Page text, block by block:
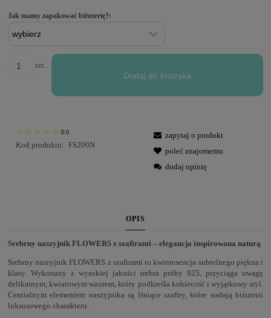
Jak mamy zapakować biżuterię?:
szt.
Dodaj do koszyka
0.0
Kod produktu: FS200N
zapytaj o produkt
poleć znajomemu
dodaj opinię
OPIS
Srebrny naszyjnik FLOWERS z szafirami – elegancja inspirowana naturą
Srebrny naszyjnik FLOWERS z szafirami to kwintesencja subtelnego piękna i
klasy. Wykonany z wysokiej jakości srebra próby 925, przyciąga uwagę
delikatnym, kwiatowym wzorem, który podkreśla kobiecość i wyjątkowy styl.
Centralnym elementem naszyjnika są lśniące szafiry, które nadają biżuterii
luksusowego charakteru.